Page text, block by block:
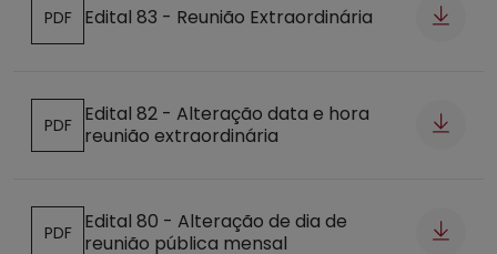
Abre num novo separador
PDF Edital 83 - Reunião Extraordinária
Abre num novo separador
PDF
Edital 82 - Alteração data e hora
reunião extraordinária
Abre num novo separador
PDF
Edital 80 - Alteração de dia de
reunião pública mensal